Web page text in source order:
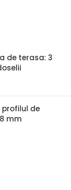
de terasa: 3
de
mm